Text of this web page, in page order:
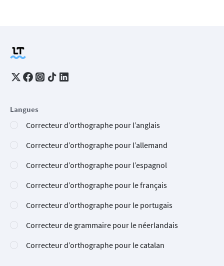
Langues
Correcteur d’orthographe pour l’anglais
Correcteur d’orthographe pour l’allemand
Correcteur d’orthographe pour l’espagnol
Correcteur d’orthographe pour le français
Correcteur d’orthographe pour le portugais
Correcteur de grammaire pour le néerlandais
Correcteur d’orthographe pour le catalan